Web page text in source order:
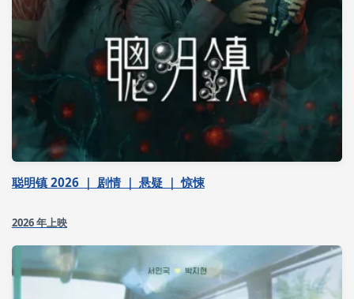
聪明镇 2026 ｜ 剧情 ｜ 悬疑 ｜ 惊悚
2026 年上映